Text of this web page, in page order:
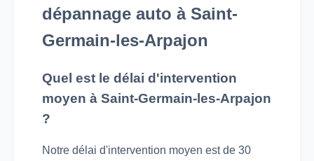
dépannage auto à Saint-
Germain-les-Arpajon
Quel est le délai d'intervention
moyen à Saint-Germain-les-Arpajon
?
Notre délai d'intervention moyen est de 30